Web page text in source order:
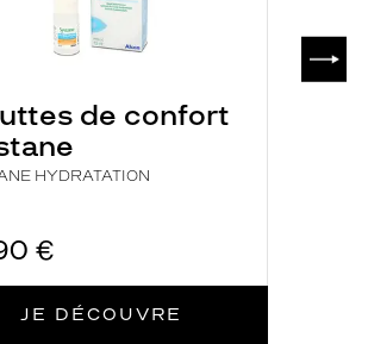
de confort
HYDRATATION
€
JE DÉCOUVRE